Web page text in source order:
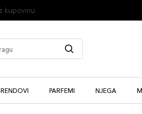
kupovinu
PARFEMI NJEGA